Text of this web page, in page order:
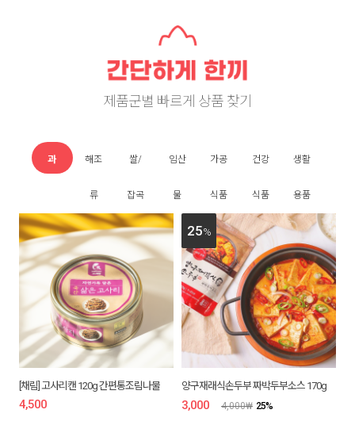
제품군별 빠르게 상품 찾기
과
야
채/
시래
기
해조
류
쌀/
잡곡
임산
물
가공
식품
건강
식품
생활
용품
[채림] 고사리캔 120g 간편통조림나물
4,500
25%
양구재래식손두부 짜박두부소스 170g
3,000 4,000₩ 25%